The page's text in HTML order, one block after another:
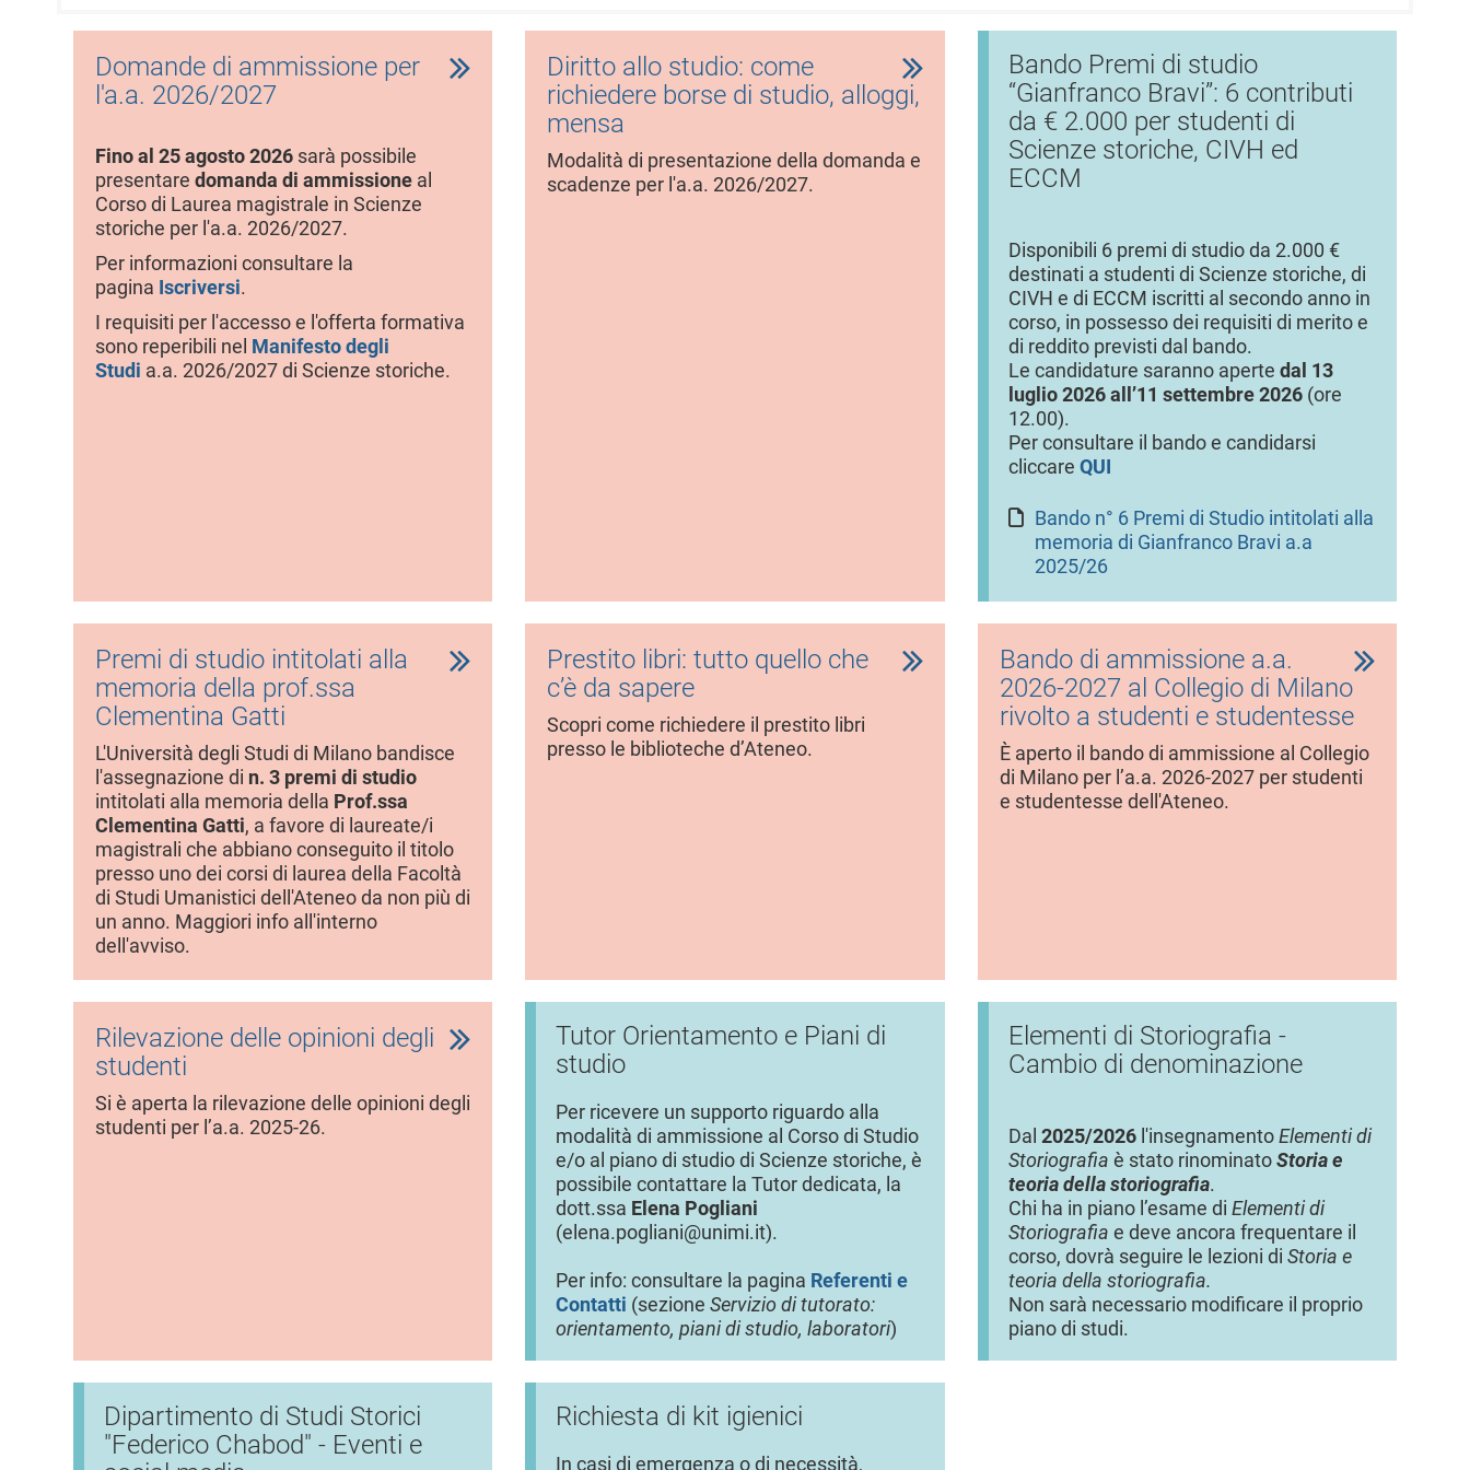
Domande di ammissione per
l'a.a. 2026/2027
Fino al 25 agosto 2026 sarà possibile
presentare domanda di ammissione al
Corso di Laurea magistrale in Scienze
storiche per l'a.a. 2026/2027.
Per informazioni consultare la
pagina Iscriversi.
I requisiti per l'accesso e l'offerta formativa
sono reperibili nel Manifesto degli
Studi a.a. 2026/2027 di Scienze storiche.
Diritto allo studio: come
richiedere borse di studio, alloggi,
mensa
Modalità di presentazione della domanda e
scadenze per l'a.a. 2026/2027.
Bando Premi di studio
“Gianfranco Bravi”: 6 contributi
da € 2.000 per studenti di
Scienze storiche, CIVH ed
ECCM
Disponibili 6 premi di studio da 2.000 €
destinati a studenti di Scienze storiche, di
CIVH e di ECCM iscritti al secondo anno in
corso, in possesso dei requisiti di merito e
di reddito previsti dal bando.
Le candidature saranno aperte dal 13
luglio 2026 all’11 settembre 2026(ore
12.00).
Per consultare il bando e candidarsi
cliccare QUI
Bando n° 6 Premi di Studio intitolati alla
memoria di Gianfranco Bravi a.a
2025/26
Premi di studio intitolati alla
memoria della prof.ssa
Clementina Gatti
L'Università degli Studi di Milano bandisce
l'assegnazione di n. 3 premi di studio
intitolati alla memoria della Prof.ssa
Clementina Gatti, a favore di laureate/i
magistrali che abbiano conseguito il titolo
presso uno dei corsi di laurea della Facoltà
di Studi Umanistici dell'Ateneo da non più di
un anno. Maggiori info all'interno
dell'avviso.
Prestito libri: tutto quello che
c’è da sapere
Scopri come richiedere il prestito libri
presso le biblioteche d’Ateneo.
Bando di ammissione a.a.
2026-2027 al Collegio di Milano
rivolto a studenti e studentesse
È aperto il bando di ammissione al Collegio
di Milano per l’a.a. 2026-2027 per studenti
e studentesse dell'Ateneo.
Rilevazione delle opinioni degli
studenti
Si è aperta la rilevazione delle opinioni degli
studenti per l’a.a. 2025-26.
Tutor Orientamento e Piani di
studio
Per ricevere un supporto riguardo alla
modalità di ammissione al Corso di Studio
e/o al piano di studio di Scienze storiche, è
possibile contattare la Tutor dedicata, la
dott.ssa Elena Pogliani
(elena.pogliani@unimi.it).
Per info: consultare la pagina Referenti e
Contatti (sezioneServizio di tutorato:
orientamento, piani di studio, laboratori)
Elementi di Storiografia -
Cambio di denominazione
Dal 2025/2026l'insegnamentoElementi di
Storiografia è stato rinominatoStoria e
teoria della storiografia.
Chi ha in piano l’esame di Elementi di
Storiografia e deve ancora frequentare il
corso, dovrà seguire le lezioni di Storia e
teoria della storiografia.
Non sarà necessario modificare il proprio
piano di studi.
Dipartimento di Studi Storici
"Federico Chabod" - Eventi e
Richiesta di kit igienici
In casi di emergenza o di necessità,